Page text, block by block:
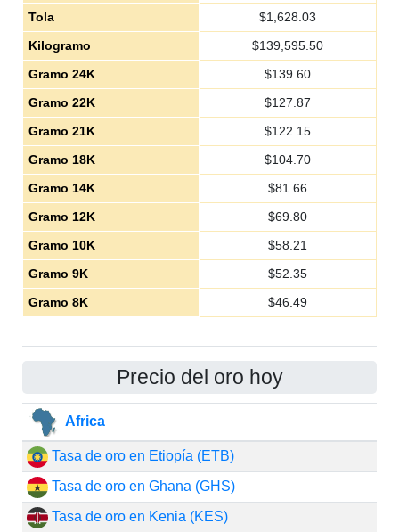
Tola
$1,628.03
Kilogramo
$139,595.50
Gramo 24K
$139.60
Gramo 22K
$127.87
Gramo 21K
$122.15
Gramo 18K
$104.70
Gramo 14K
$81.66
Gramo 12K
$69.80
Gramo 10K
$58.21
Gramo 9K
$52.35
Gramo 8K
$46.49
Precio del oro hoy
Africa
Tasa de oro en Etiopía (ETB)
Tasa de oro en Ghana (GHS)
Tasa de oro en Kenia (KES)